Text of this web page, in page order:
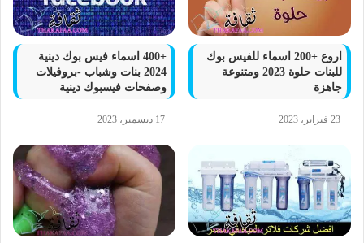
اروع +200 اسماء للفيس بوك
للبنات حلوة 2023 ومتنوعة
جاهزة
23 فبراير، 2023
+400 اسماء فيس بوك دينية
2024 بنات وشباب -بروفيلات
وصفحات فيسبوك دينية
17 ديسمبر، 2023